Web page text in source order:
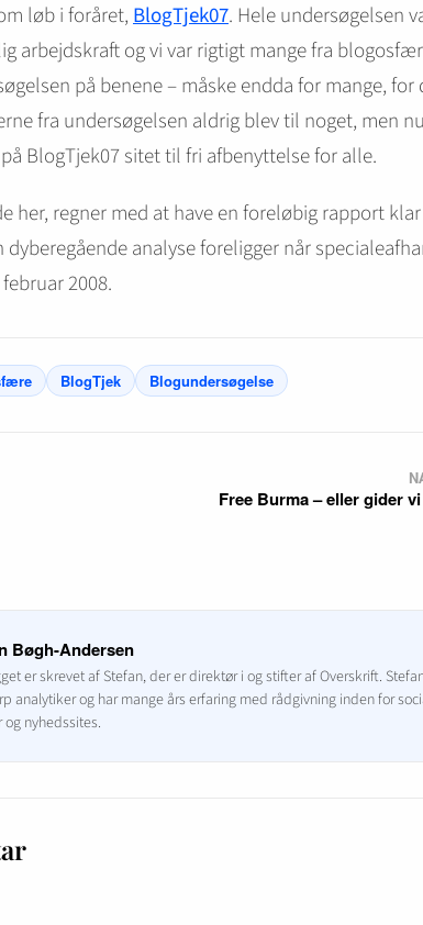
løb i foråret,BlogTjek07. Hele undersøgelsen
arbejdskraft og vi var rigtigt mange fra
på benene – måske endda for mange, for
fra undersøgelsen aldrig blev til noget, men
BlogTjek07 sitet til fri afbenyttelse for alle.
her, regner med at have en foreløbig rapport
dyberegående analyse foreligger når
2008.
BlogTjek Blogundersøgelse
Free Burma – eller gider
Bøgh-Andersen
er skrevet af Stefan, der er direktør i og stifter af Overskrift.
analytiker og har mange års erfaring med rådgivning inden for
og nyhedssites.